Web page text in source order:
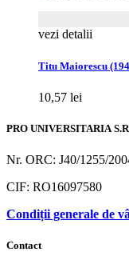
vezi detalii
Titu Maiorescu
10,57 lei
PRO UNIVERSITARIA
Nr. ORC: J40/1255/
CIF: RO16097580
Condiții generale de
Contact